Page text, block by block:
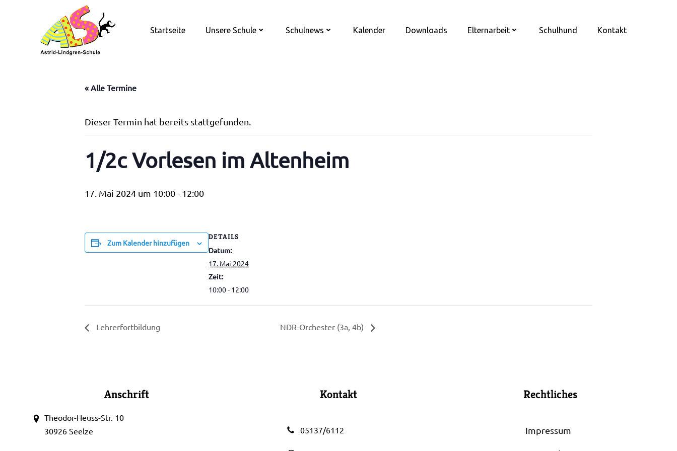
Startseite Unsere Schule Schulnews Kalender Downloads Elternarbeit Schulhund Kontakt
« Alle Termine
Dieser Termin hat bereits stattgefunden.
1/2c Vorlesen im Altenheim
17. Mai 2024 um 10:00- 12:00
Zum Kalender hinzufügen
DETAILS
Datum:
17. Mai 2024
Zeit:
10:00 - 12:00
Lehrerfortbildung NDR-Orchester (3a, 4b)
Anschrift
Theodor-Heuss-Str. 10
30926 Seelze
Kontakt
05137/6112
Rechtliches
Impressum